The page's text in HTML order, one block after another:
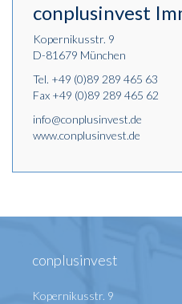
conplusinvest
Kopernikusstr. 9
D-81679 München
Tel. +49 (0)89 289 465 63
Fax +49 (0)89 289 465 62
info@conplusinvest.de
www.conplusinvest.de
conplusinvest
Kopernikusstr. 9